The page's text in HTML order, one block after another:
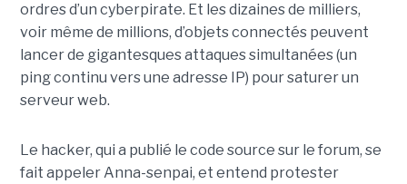
ordres d’un cyberpirate. Et les dizaines de milliers,
voir même de millions, d’objets connectés peuvent
lancer de gigantesques attaques simultanées (un
ping continu vers une adresse IP) pour saturer un
serveur web.
Le hacker, qui a publié le code source sur le forum, se
fait appeler Anna-senpai, et entend protester